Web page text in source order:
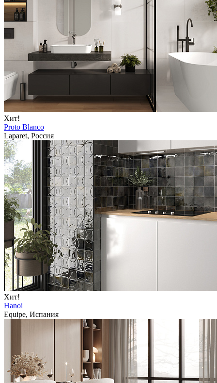
Хит!
Proto Blanco
Laparet, Россия
Хит!
Hanoi
Equipe, Испания